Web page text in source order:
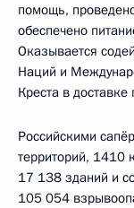
помощь,
обеспечено
Оказывается
Наций и
Креста в доставке
Российскими
территорий, 1410
17 138 зданий и
105 054